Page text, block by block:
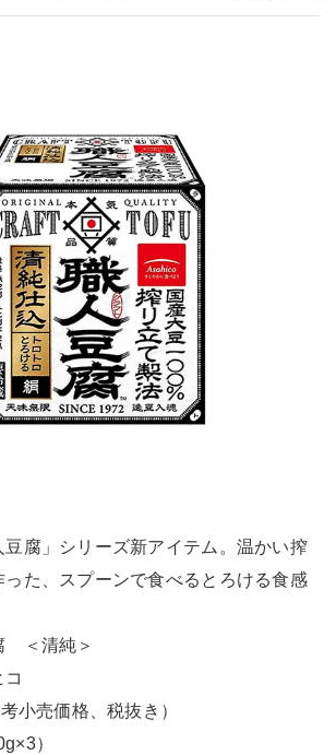
腐」シリーズ新アイテム。温かい搾
った、スプーンで食べるとろける食感
＜清純＞
小売価格、税抜き）
）